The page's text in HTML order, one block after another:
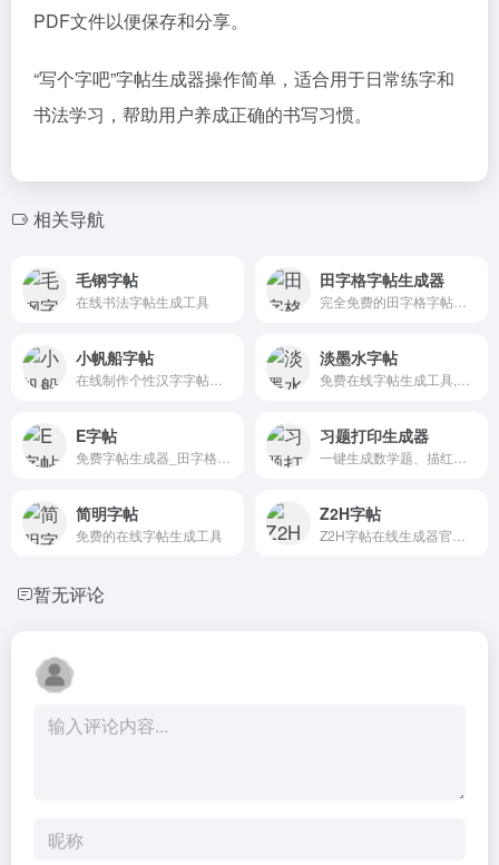
PDF文件以便保存和分享。
“写个字吧”字帖生成器操作简单，适合用于日常练字和
书法学习，帮助用户养成正确的书写习惯。
相关导航
毛钢字帖
在线书法字帖生成工具
田字格字帖生成器
小帆船字帖 淡墨水字帖
E字帖 习题打印生成器
简明字帖
免费的在线字帖生成工具
Z2H字帖
暂无评论